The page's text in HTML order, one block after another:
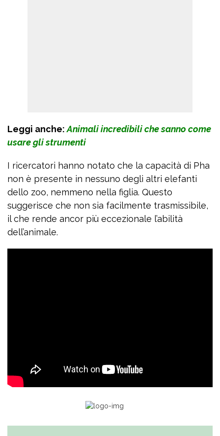
Leggi anche: Animali incredibili che sanno come
usare gli strumenti
I ricercatori hanno notato che la capacità di Pha
non è presente in nessuno degli altri elefanti
dello zoo, nemmeno nella figlia. Questo
suggerisce che non sia facilmente trasmissibile,
il che rende ancor più eccezionale l’abilità
dell’animale.